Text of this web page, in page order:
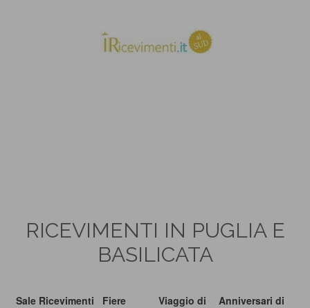
RICEVIMENTI IN PUGLIA E
BASILICATA
Sale Ricevimenti
Fiere
Viaggio di
Anniversari di